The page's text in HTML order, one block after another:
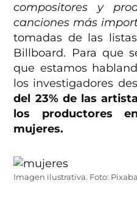
compositores y
canciones más
tomadas de las
Billboard. Para que
que estamos
los investigadores
del 23% de las
los productores
mujeres.
Imagen ilustrativa. Foto: